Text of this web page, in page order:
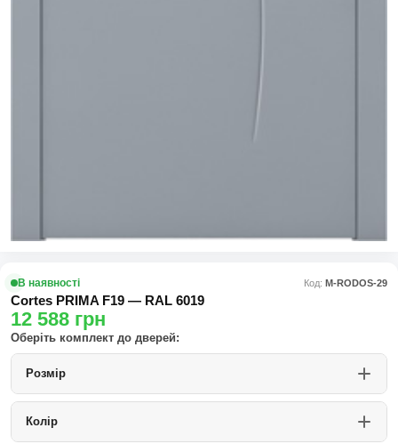
В наявності Код: М-RODOS-29
Cortes PRIMA F19 — RAL 6019
12 588 грн
Оберіть комплект до дверей:
Розмір
Колір